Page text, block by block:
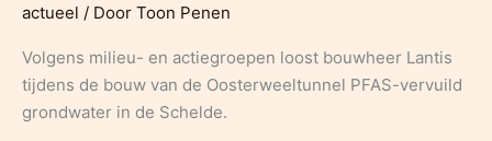
actueel / Door Toon Penen
Volgens milieu- en actiegroepen loost bouwheer Lantis
tijdens de bouw van de Oosterweeltunnel PFAS-vervuild
grondwater in de Schelde.